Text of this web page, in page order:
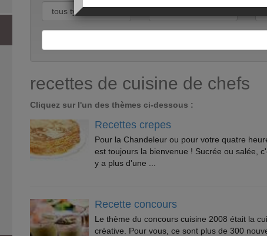
recettes de cuisine de chefs
Cliquez sur l'un des thèmes ci-dessous :
Recettes crepes
Pour la Chandeleur ou pour votre quatre
est toujours la bienvenue ! Sucrée ou salée,
y a plus d'une ...
Recette concours
Le thème du concours cuisine 2008 était la
créative. Pour vous, ce sont plus de 300